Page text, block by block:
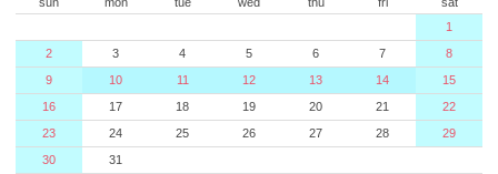
sun mon tue wed thu fri
sat
1
2
3 4 5 6 7
8
9
10 11 12 13 14
15
16
17 18 19 20 21
22
23
24 25 26 27 28
29
30
31